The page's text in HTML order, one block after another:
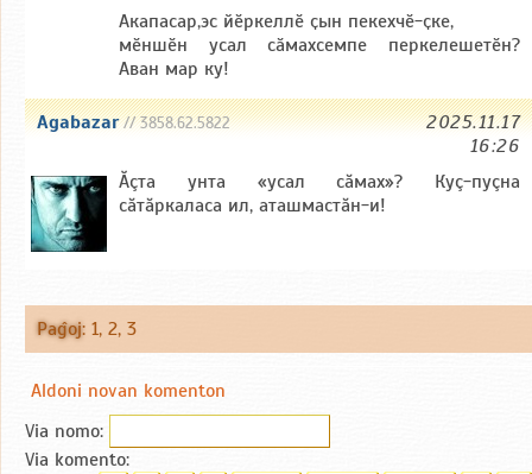
Акапасар,эс йӗркеллӗ ҫын пекехчӗ-ҫке,
мӗншӗн усал сӑмахсемпе перкелешетӗн?
Аван мар ку!
Agabazar// 3858.62.5822
2025.11.17
16:26
Ăçта унта «усал сăмах»? Куç-пуçна
сăтăркаласа ил, аташмастăн-и!
Paĝoj: 1, 2, 3
Aldoni novan komenton
Via nomo:
Via komento: